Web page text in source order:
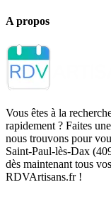
A propos
Vous êtes à la
rapidement ? Faites
nous trouvons pour
Saint-Paul-lès-Dax
dès maintenant tous
RDVArtisans.fr !